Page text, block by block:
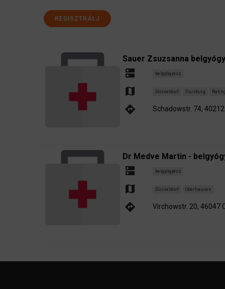
REGISZTRÁLJ
Sauer Zsuzsanna
dns belgyógyász
map Düsseldorf Duisburg
directions Schadowstr. 74,
Dr Medve Martin -
dns belgyógyász
map Düsseldorf Oberhausen
directions Virchowstr. 20, 46047